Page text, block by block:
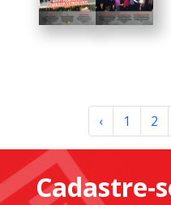
‹ 1 2
Cadastre-